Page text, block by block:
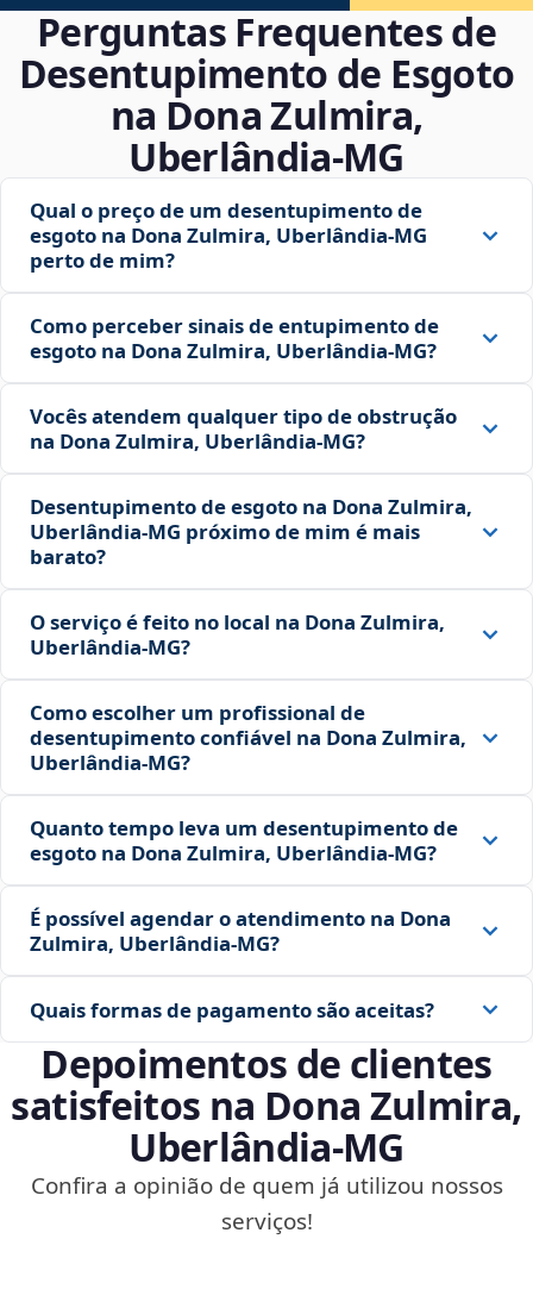
Perguntas Frequentes de
Desentupimento de Esgoto
na Dona Zulmira,
Uberlândia‑MG
Qual o preço de um desentupimento de
esgoto na Dona Zulmira, Uberlândia‑MG
perto de mim?
Como perceber sinais de entupimento de
esgoto na Dona Zulmira, Uberlândia‑MG?
Vocês atendem qualquer tipo de obstrução
na Dona Zulmira, Uberlândia‑MG?
Desentupimento de esgoto na Dona Zulmira,
Uberlândia‑MG próximo de mim é mais
barato?
O serviço é feito no local na Dona Zulmira,
Uberlândia‑MG?
Como escolher um profissional de
desentupimento confiável na Dona Zulmira,
Uberlândia‑MG?
Quanto tempo leva um desentupimento de
esgoto na Dona Zulmira, Uberlândia‑MG?
É possível agendar o atendimento na Dona
Zulmira, Uberlândia‑MG?
Quais formas de pagamento são aceitas?
Depoimentos de clientes
satisfeitos na Dona Zulmira,
Uberlândia‑MG
Confira a opinião de quem já utilizou nossos
serviços!